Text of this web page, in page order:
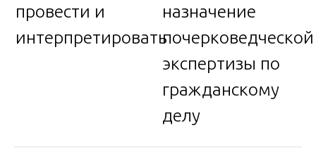
провести и
интерпретировать
назначение
почерковедческой
экспертизы по
гражданскому
делу